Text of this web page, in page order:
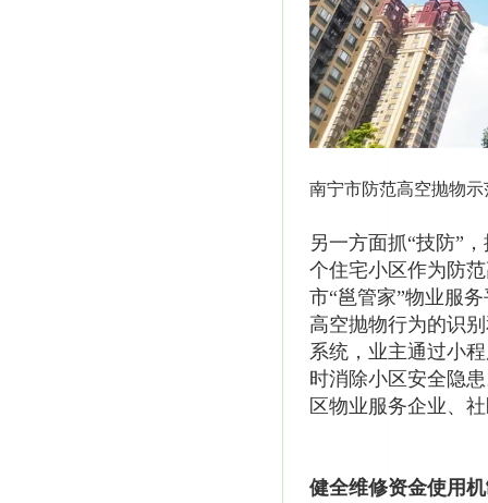
南宁市防范高空抛物
另一方面抓“技防”
个住宅小区作为防
市“邕管家”物业服
高空抛物行为的识
系统，业主通过小
时消除小区安全隐
区物业服务企业、
健全维修资金使用